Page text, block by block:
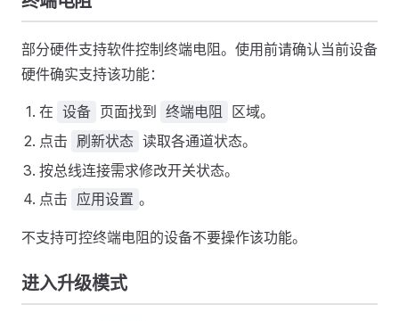
部分硬件支持软件控制终端电阻。使用前请确认当前设备
硬件确实支持该功能：
在 设备 页面找到 终端电阻
区域。
点击
刷新状态 读取各通道状态。
按总线连接需求修改开关状态。
点击
应用设置 。
不支持可控终端电阻的设备不要操作该功能。
进入升级模式